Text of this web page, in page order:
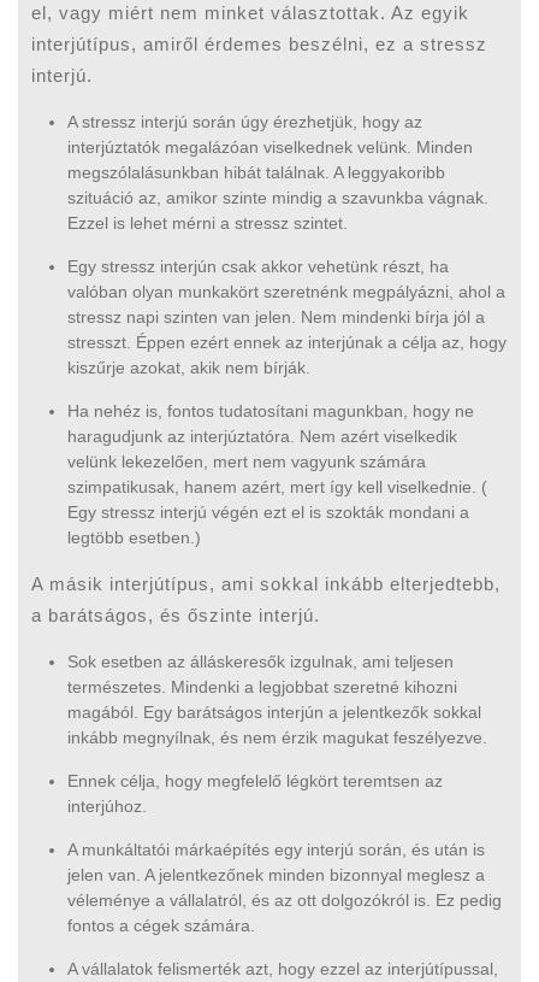
el, vagy miért nem minket választottak. Az egyik
interjútípus, amiről érdemes beszélni, ez a stressz
interjú.
A stressz interjú során úgy érezhetjük, hogy az
interjúztatók megalázóan viselkednek velünk. Minden
megszólalásunkban hibát találnak. A leggyakoribb
szituáció az, amikor szinte mindig a szavunkba vágnak.
Ezzel is lehet mérni a stressz szintet.
Egy stressz interjún csak akkor vehetünk részt, ha
valóban olyan munkakört szeretnénk megpályázni, ahol a
stressz napi szinten van jelen. Nem mindenki bírja jól a
stresszt. Éppen ezért ennek az interjúnak a célja az, hogy
kiszűrje azokat, akik nem bírják.
Ha nehéz is, fontos tudatosítani magunkban, hogy ne
haragudjunk az interjúztatóra. Nem azért viselkedik
velünk lekezelően, mert nem vagyunk számára
szimpatikusak, hanem azért, mert így kell viselkednie. (
Egy stressz interjú végén ezt el is szokták mondani a
legtöbb esetben.)
A másik interjútípus, ami sokkal inkább elterjedtebb,
a barátságos, és őszinte interjú.
Sok esetben az álláskeresők izgulnak, ami teljesen
természetes. Mindenki a legjobbat szeretné kihozni
magából. Egy barátságos interjún a jelentkezők sokkal
inkább megnyílnak, és nem érzik magukat feszélyezve.
Ennek célja, hogy megfelelő légkört teremtsen az
interjúhoz.
A munkáltatói márkaépítés egy interjú során, és után is
jelen van. A jelentkezőnek minden bizonnyal meglesz a
véleménye a vállalatról, és az ott dolgozókról is. Ez pedig
fontos a cégek számára.
A vállalatok felismerték azt, hogy ezzel az interjútípussal,